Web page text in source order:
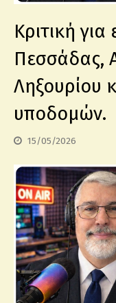
Κριτική
Πεσσάδας,
Ληξουρίου
υποδομών.
15/05/2026